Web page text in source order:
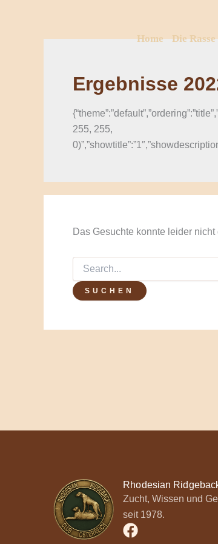
Home Die Rasse
Ergebnisse
255, 255,
Das Gesuchte konnte leider
Rhodesian
Zucht, Wissen und
seit 1978.